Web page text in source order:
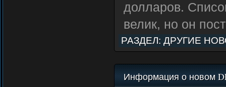
долларов.
велик, но он
РАЗДЕЛ: ДРУГИЕ
Информация о новом